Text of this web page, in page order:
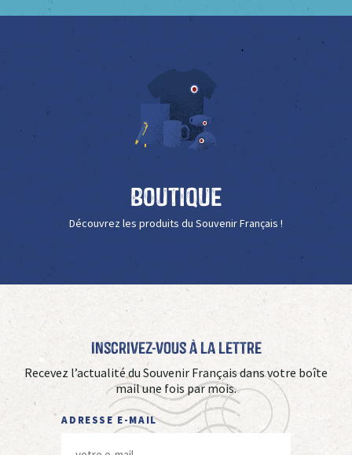
Boutique
Découvrez les produits du Souvenir Français !
Inscrivez-vous à La Lettre
Recevez l’actualité du Souvenir Français dans votre boîte
mail une fois par mois.
ADRESSE E-MAIL